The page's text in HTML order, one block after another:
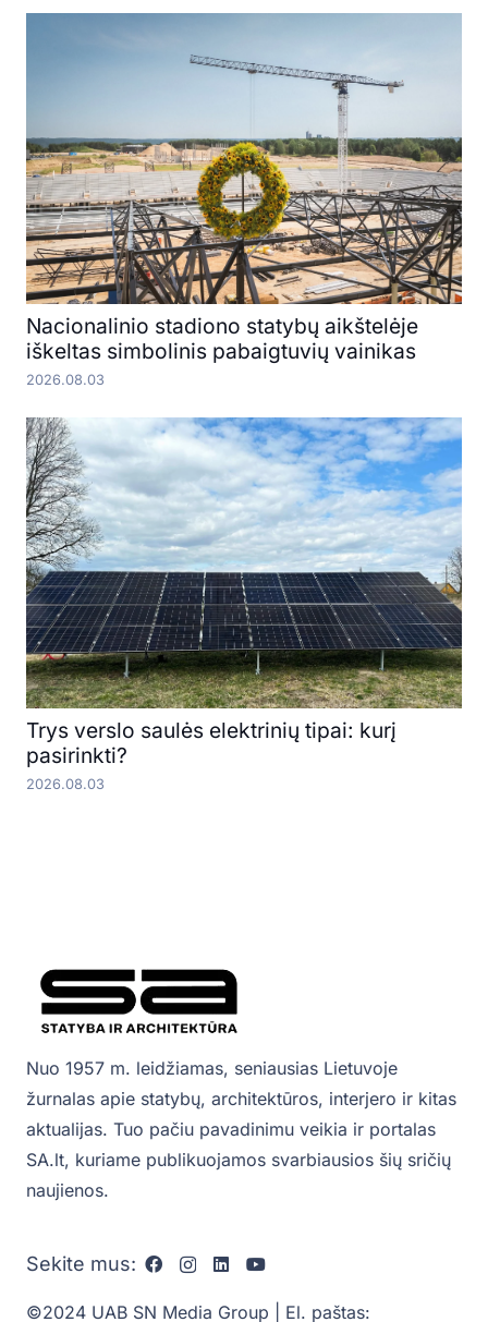
Nacionalinio stadiono statybų aikštelėje
iškeltas simbolinis pabaigtuvių vainikas
2026.08.03
Trys verslo saulės elektrinių tipai: kurį
pasirinkti?
2026.08.03
Nuo 1957 m. leidžiamas, seniausias Lietuvoje
žurnalas apie statybų, architektūros, interjero ir kitas
aktualijas. Tuo pačiu pavadinimu veikia ir portalas
SA.lt, kuriame publikuojamos svarbiausios šių sričių
naujienos.
Sekite mus:
©2024 UAB SN Media Group | El. paštas: